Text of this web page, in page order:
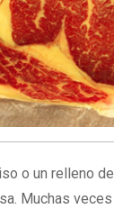
o un relleno de
Muchas veces